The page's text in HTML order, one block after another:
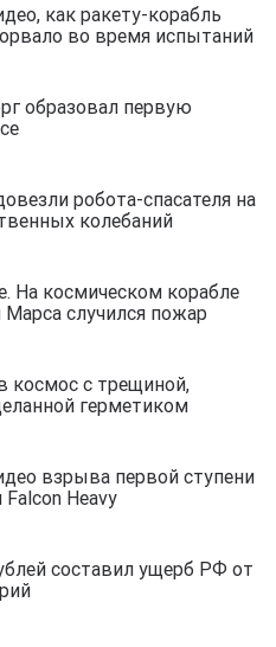
как ракету-корабль
во время испытаний
образовал первую
робота-спасателя на
колебаний
На космическом корабле
Марса случился пожар
космос с трещиной,
герметиком
взрыва первой ступени
Falcon Heavy
составил ущерб РФ от